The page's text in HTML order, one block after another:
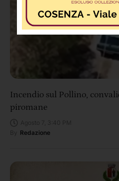
Incendio sul Pollino,
piromane
Redazione